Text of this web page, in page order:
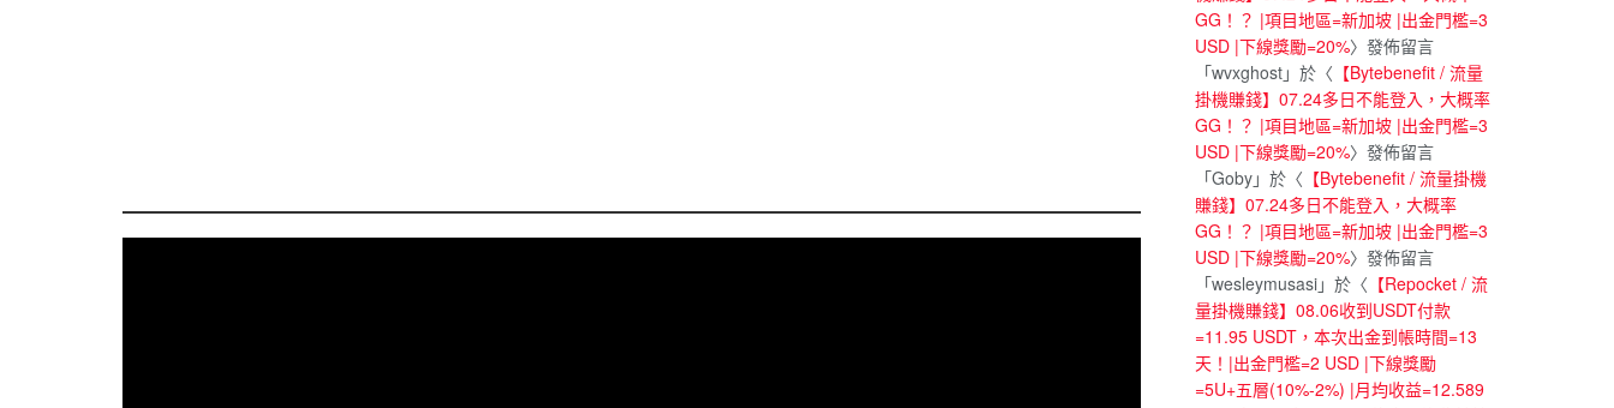
GG！？ |項目地區=新加坡 |出金門檻=3
USD |下線獎勵=20%〉發佈留言
「wvxghost」於〈 【Bytebenefit / 流量
掛機賺錢】07.24多日不能登入，大概率
GG！？ |項目地區=新加坡 |出金門檻=3
USD |下線獎勵=20%〉發佈留言
「Goby」於〈 【Bytebenefit / 流量掛機
賺錢】07.24多日不能登入，大概率
GG！？ |項目地區=新加坡 |出金門檻=3
USD |下線獎勵=20%〉發佈留言
「wesleymusasi」於〈 【Repocket / 流
量掛機賺錢】08.06收到USDT付款
=11.95 USDT，本次出金到帳時間=13
天！|出金門檻=2 USD |下線獎勵
=5U+五層(10%-2%) |月均收益=12.589